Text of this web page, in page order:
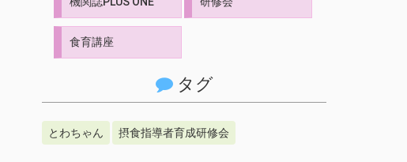
食育講座
タグ
とわちゃん 摂食指導者育成研修会